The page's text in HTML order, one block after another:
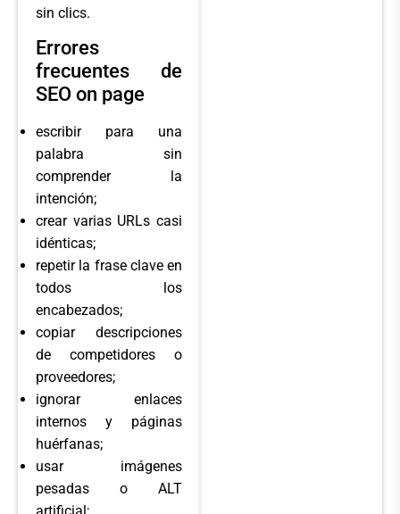
sin clics.
Errores
frecuentes de
SEO on page
escribir para una
palabra sin
comprender la
intención;
crear varias URLs casi
idénticas;
repetir la frase clave en
todos los
encabezados;
copiar descripciones
de competidores o
proveedores;
ignorar enlaces
internos y páginas
huérfanas;
usar imágenes
pesadas o ALT